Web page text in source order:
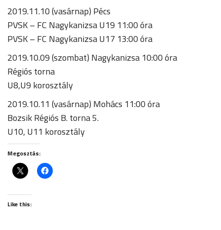
2019.11.10 (vasárnap) Pécs
PVSK – FC Nagykanizsa U19 11:00 óra
PVSK – FC Nagykanizsa U17 13:00 óra
2019.10.09 (szombat) Nagykanizsa 10:00 óra
Régiós torna
U8,U9 korosztály
2019.10.11 (vasárnap) Mohács 11:00 óra
Bozsik Régiós B. torna 5.
U10, U11 korosztály
Megosztás:
Like this: